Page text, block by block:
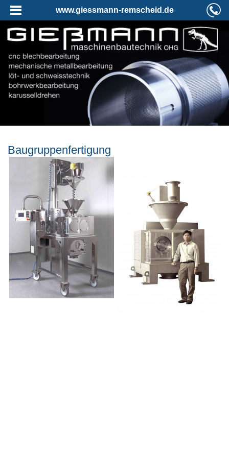
www.giessmann-remscheid.de
Baugruppenfertigung